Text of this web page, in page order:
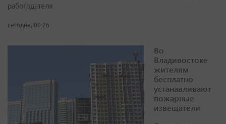
работодателя
сегодня, 00:26
Во
Владивостоке
жителям
бесплатно
устанавливают
пожарные
извещатели